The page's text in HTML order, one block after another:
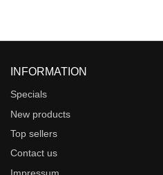
INFORMATION
Specials
New products
Top sellers
Contact us
Impressum